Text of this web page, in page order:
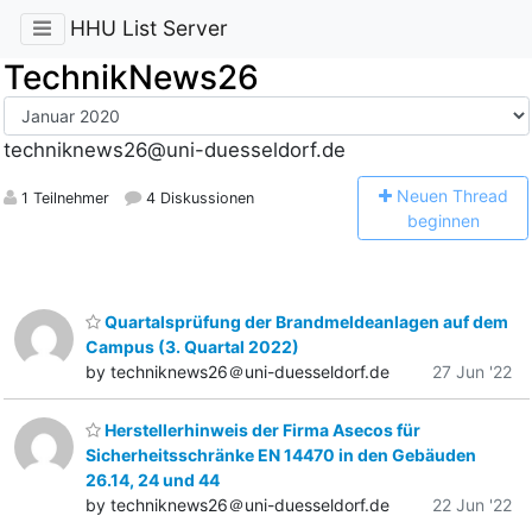
HHU List Server
TechnikNews26
techniknews26@uni-duesseldorf.de
1 Teilnehmer 4 Diskussionen Neuen Thread
beginnen
Quartalsprüfung der Brandmeldeanlagen auf dem
Campus (3. Quartal 2022)
by techniknews26＠uni-duesseldorf.de
27 Jun '22
Herstellerhinweis der Firma Asecos für
Sicherheitsschränke EN 14470 in den Gebäuden
26.14, 24 und 44
by techniknews26＠uni-duesseldorf.de
22 Jun '22